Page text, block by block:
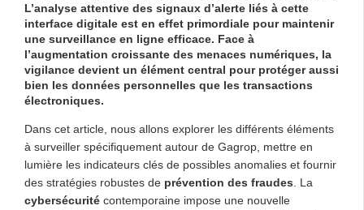
L’analyse attentive des signaux d’alerte liés à cette
interface digitale est en effet primordiale pour maintenir
une surveillance en ligne efficace. Face à
l’augmentation croissante des menaces numériques, la
vigilance devient un élément central pour protéger aussi
bien les données personnelles que les transactions
électroniques.
Dans cet article, nous allons explorer les différents éléments
à surveiller spécifiquement autour de Gagrop, mettre en
lumière les indicateurs clés de possibles anomalies et fournir
des stratégies robustes de prévention des fraudes . La
cybersécurité contemporaine impose une nouvelle